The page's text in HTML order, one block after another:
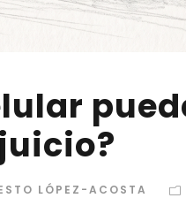
LÓPEZ-ACOSTA